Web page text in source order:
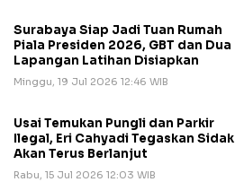
Surabaya Siap Jadi Tuan Rumah
Piala Presiden 2026, GBT dan Dua
Lapangan Latihan Disiapkan
Minggu, 19 Jul 2026 12:46 WIB
Usai Temukan Pungli dan Parkir
Ilegal, Eri Cahyadi Tegaskan Sidak
Akan Terus Berlanjut
Rabu, 15 Jul 2026 12:03 WIB